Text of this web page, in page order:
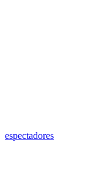
espectadores